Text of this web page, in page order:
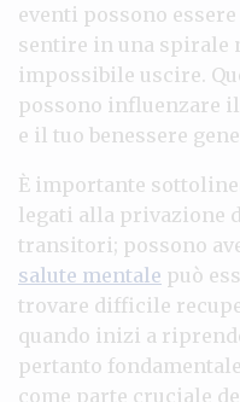
eventi possono
sentire in una spirale
impossibile uscire.
possono influenzare
e il tuo benessere
È importante
legati alla privazione
transitori; possono
salute mentale può
trovare difficile
quando inizi a
pertanto
come parte cruciale